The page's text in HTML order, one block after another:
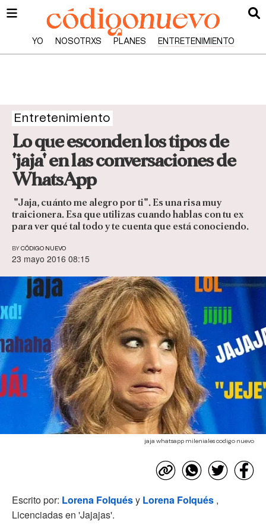
YO NOSOTRXS PLANES ENTRETENIMIENTO
Entretenimiento
Lo que esconden los tipos de
'jaja' en las conversaciones de
WhatsApp
"Jaja, cuánto me alegro por ti". Es una risa muy
traicionera. Esa que utilizas cuando hablas con tu ex
para ver qué tal todo y te cuenta que está conociendo.
BY CÓDIGO NUEVO
23 mayo 2016 08:15
jaja whatsapp mileniales codigo nuevo
Escrito por: Lorena Folquésy Lorena Folqués ,
Licenciadas en 'Jajajas'.